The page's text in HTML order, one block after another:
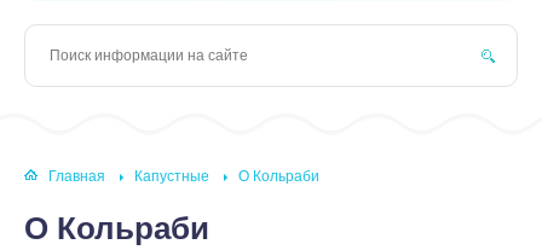
Главная Капустные О Кольраби
О Кольраби